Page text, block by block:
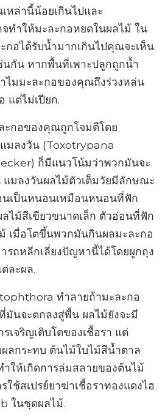
หล่านี้น้อยเกินไปและ
ทำให้มะละกอหยดในผลไม้ ใน
กอได้รับน้ำมากเกินไปคุณจะเห็น
นกัน หากพื้นที่เพาะปลูกถูกน้ำ
ไมมะละกอของคุณถึงร่วงหล่น
แต่ไม่เปียก.
ะกอของคุณถูกโจมตีโดย
มลงวัน (Toxotrypana
ก็มีแนวโน้มว่าพวกมันจะ
แมลงวันผลไม้ตัวเต็มวัยมีลักษณะ
นเป็นหนอนเหมือนหนอนที่ฟัก
ไม้สีเขียวขนาดเล็ก ตัวอ่อนที่ฟัก
เมื่อโตขึ้นพวกมันกินผลมะละกอ
ถหลีกเลี่ยงปัญหานี้ได้โดยผูกถุง
ละผล.
ทำลายถ้ามะละกอ
มันจะตกลงสู่พื้น ผลไม้ยังจะมี
เจริญเติบโตของเชื้อรา แต่
ลกระทบ ต้นไม้ใบไม้สีน้ำตาล
ำให้เกิดการล่มสลายของต้นไม้
ช้สเปรย์ยาฆ่าเชื้อราทองแดงไฮ
ในชุดผลไม้.